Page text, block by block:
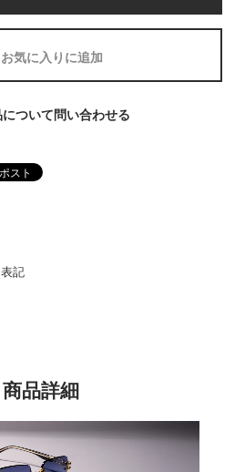
お気に入りに追加
ついて問い合わせる
記
商品詳細